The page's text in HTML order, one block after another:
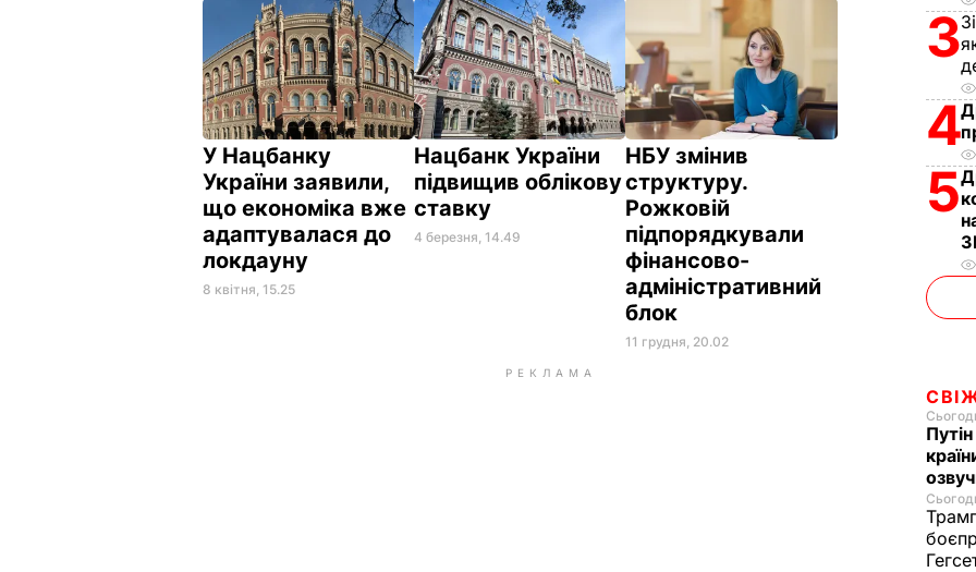
У Нацбанку
України заявили,
що економіка вже
адаптувалася до
локдауну
8 квітня, 15.25
Нацбанк України
підвищив облікову
ставку
4 березня, 14.49
НБУ змінив
структуру.
Рожковій
підпорядкували
фінансово-
адміністративний
блок
11 грудня, 20.02
РЕКЛАМА
3
4
5